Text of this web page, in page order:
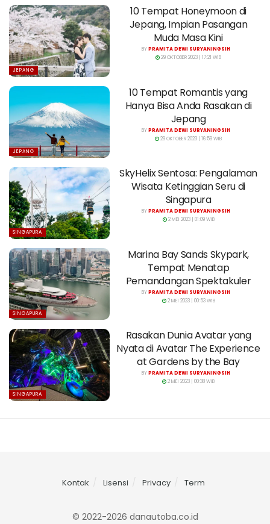
JEPANG
10 Tempat Honeymoon di
Jepang, Impian Pasangan
Muda Masa Kini
BYPRAMITA DEWI SURYANINGSIH
29 OKTOBER 2023 | 17:21 WIB
JEPANG
10 Tempat Romantis yang
Hanya Bisa Anda Rasakan di
Jepang
BYPRAMITA DEWI SURYANINGSIH
29 OKTOBER 2023 | 16:59 WIB
SINGAPURA
SkyHelix Sentosa: Pengalaman
Wisata Ketinggian Seru di
Singapura
BYPRAMITA DEWI SURYANINGSIH
2 MEI 2023 | 01:09 WIB
SINGAPURA
Marina Bay Sands Skypark,
Tempat Menatap
Pemandangan Spektakuler
BYPRAMITA DEWI SURYANINGSIH
2 MEI 2023 | 00:53 WIB
SINGAPURA
Rasakan Dunia Avatar yang
Nyata di Avatar The Experience
at Gardens by the Bay
BYPRAMITA DEWI SURYANINGSIH
2 MEI 2023 | 00:38 WIB
Kontak Lisensi Privacy Term
© 2022-2026 danautoba.co.id